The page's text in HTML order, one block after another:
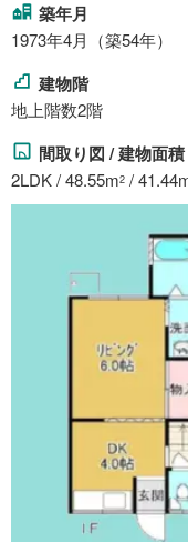
築年月
1973年4月（築54年）
建物階
地上階数2階
間取り図 / 建物面
2LDK / 48.55m2 /